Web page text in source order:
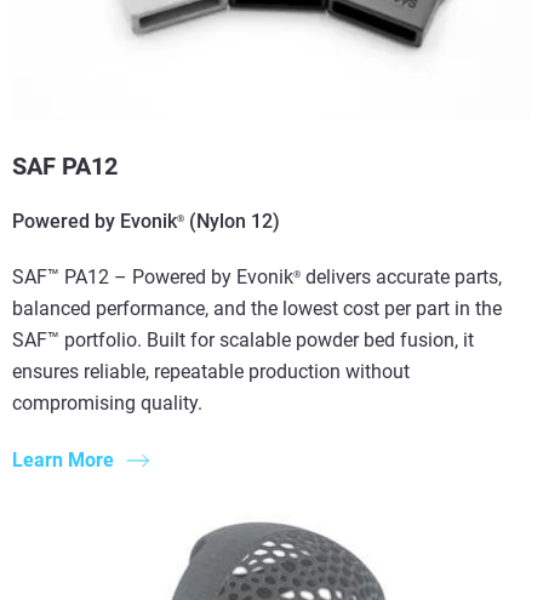
SAF PA12
Powered by Evonik® (Nylon 12)
SAF™ PA12 – Powered by Evonik® delivers accurate parts,
balanced performance, and the lowest cost per part in the
SAF™ portfolio. Built for scalable powder bed fusion, it
ensures reliable, repeatable production without
compromising quality.
Learn More